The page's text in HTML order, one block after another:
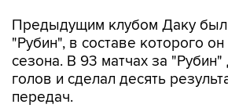
Предыдущим клубом Даку был
"Рубин", в составе которого
сезона. В 93 матчах за
голов и сделал десять
передач.